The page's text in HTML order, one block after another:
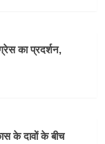
का प्रदर्शन,
के दावों के बीच